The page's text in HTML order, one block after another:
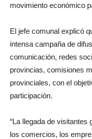
movimiento económico
El jefe comunal explicó
intensa campaña de
comunicación, redes
provincias, comisiones
provinciales, con el
participación.
“La llegada de
los comercios, los